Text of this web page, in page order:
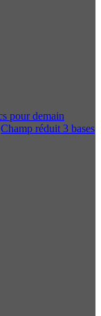
pour demain
Champ réduit 3 bases